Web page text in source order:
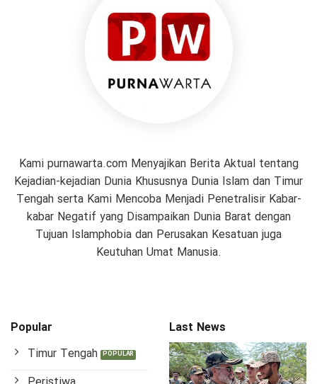
Kami purnawarta.com Menyajikan Berita Aktual tentang
Kejadian-kejadian Dunia Khususnya Dunia Islam dan Timur
Tengah serta Kami Mencoba Menjadi Penetralisir Kabar-
kabar Negatif yang Disampaikan Dunia Barat dengan
Tujuan Islamphobia dan Perusakan Kesatuan juga
Keutuhan Umat Manusia.
Popular
Timur Tengah
Last News